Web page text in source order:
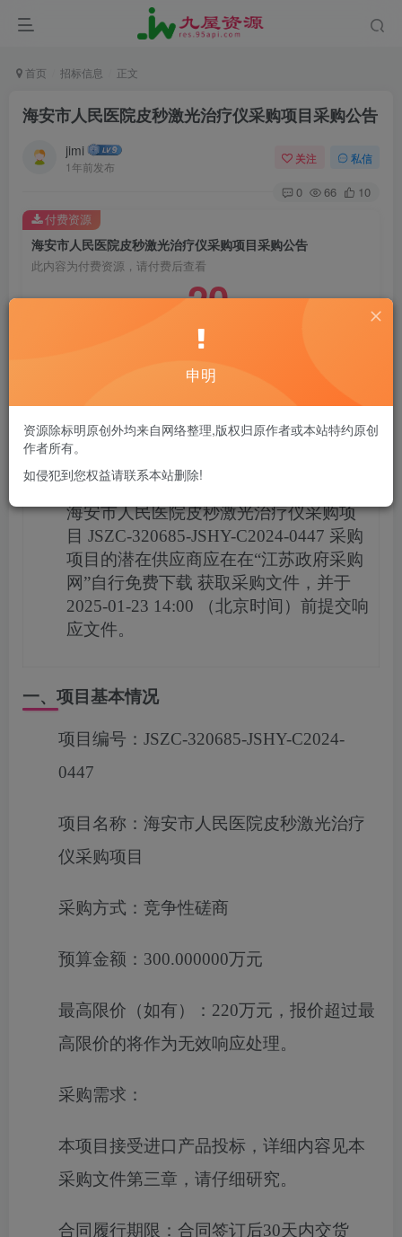
首页 招标信息 正文
海安市人民医院皮秒激光治疗仪采购项目采购公告
jimi
1年前发布
关注 私信
0 66 10
海安市人民医院皮秒激光治疗仪采购项目采购公告
此内容为付费资源，请付费后查看
20
立即购买
您当前未登录！建议登陆后购买，可保存购买订单
付费资源
项目概况
海安市人民医院皮秒激光治疗仪采购项
目 JSZC-320685-JSHY-C2024-0447 采购
项目的潜在供应商应在在“江苏政府采购
网”自行免费下载 获取采购文件，并于
2025-01-23 14:00 （北京时间）前提交响
应文件。
一、项目基本情况
项目编号： JSZC-320685-JSHY-C2024-
0447
项目名称： 海安市人民医院皮秒激光治疗
仪采购项目
采购方式： 竞争性磋商
预算金额： 300.000000万元
最高限价（如有）： 220万元，报价超过最
高限价的将作为无效响应处理。
采购需求：
本项目接受进口产品投标， 详细内容见本
采购文件第三章， 请仔细研究。
合同履行期限： 合同签订后30天内交货
申明
资源除标明原创外均来自网络整理,版权归原作者或本站特约原创
作者所有。
如侵犯到您权益请联系本站删除!